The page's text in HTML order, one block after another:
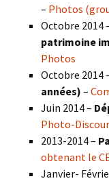
– Photos
Octobre 2014
patrimoine
Photos
Octobre 2014
années) –
Juin 2014 –
Photo-
2013-2014 –
obtenant le
Janvier-